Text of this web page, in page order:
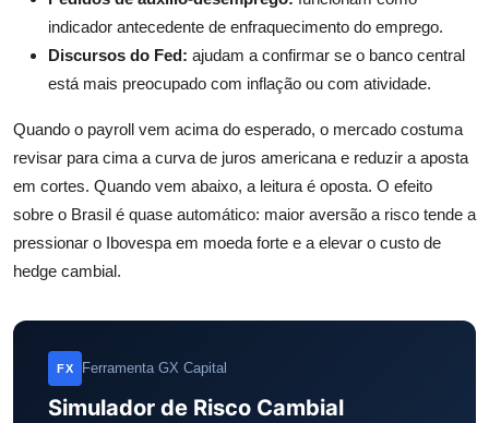
indicador antecedente de enfraquecimento do emprego.
Discursos do Fed: ajudam a confirmar se o banco central
está mais preocupado com inflação ou com atividade.
Quando o payroll vem acima do esperado, o mercado costuma
revisar para cima a curva de juros americana e reduzir a aposta
em cortes. Quando vem abaixo, a leitura é oposta. O efeito
sobre o Brasil é quase automático: maior aversão a risco tende a
pressionar o Ibovespa em moeda forte e a elevar o custo de
hedge cambial.
FX Ferramenta GX Capital
Simulador de Risco Cambial